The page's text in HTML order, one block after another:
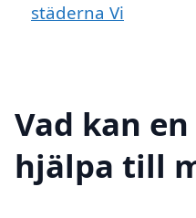
städerna Vi
Vad kan
hjälpa till